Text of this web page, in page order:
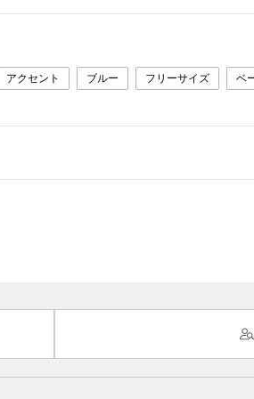
アクセント ブルー フリーサイズ ベ